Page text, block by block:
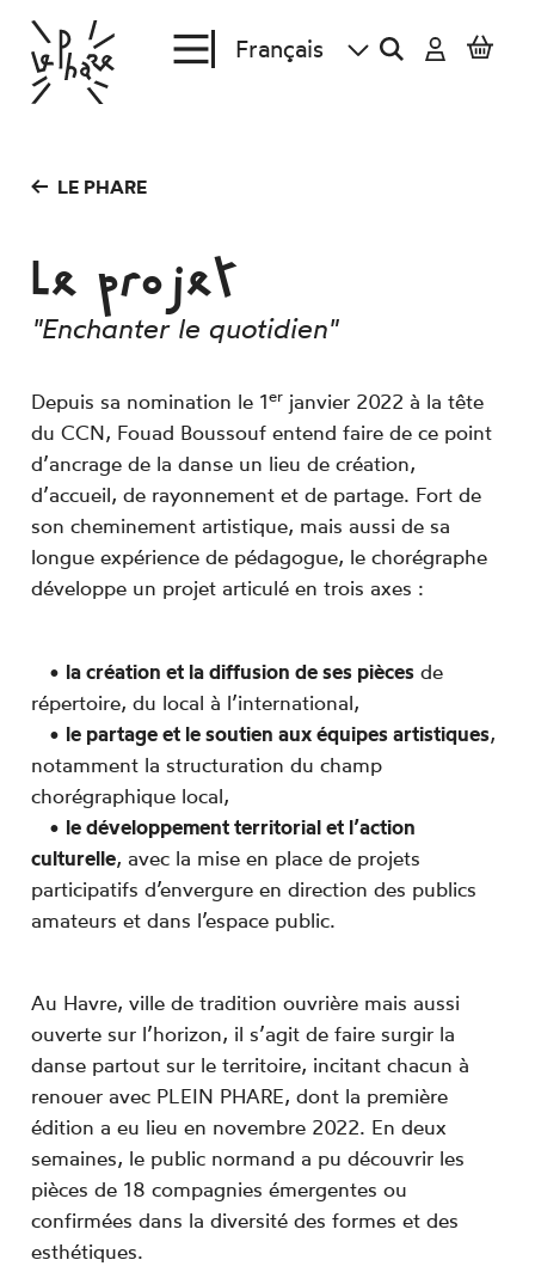
LE PHARE
Le projet
"Enchanter le quotidien"
Depuis sa nomination le 1er janvier 2022 à la tête
du CCN, Fouad Boussouf entend faire de ce point
d’ancrage de la danse un lieu de création,
d’accueil, de rayonnement et de partage. Fort de
son cheminement artistique, mais aussi de sa
longue expérience de pédagogue, le chorégraphe
développe un projet articulé en trois axes :
• la création et la diffusion de ses pièces de
répertoire, du local à l’international,
• le partage et le soutien aux équipes artistiques,
notamment la structuration du champ
chorégraphique local,
• le développement territorial et l’action
culturelle, avec la mise en place de projets
participatifs d’envergure en direction des publics
amateurs et dans l’espace public.
Au Havre, ville de tradition ouvrière mais aussi
ouverte sur l’horizon, il s’agit de faire surgir la
danse partout sur le territoire, incitant chacun à
renouer avec PLEIN PHARE, dont la première
édition a eu lieu en novembre 2022. En deux
semaines, le public normand a pu découvrir les
pièces de 18 compagnies émergentes ou
confirmées dans la diversité des formes et des
esthétiques.
En revue
Créations et tournées
En escale
Le Phare
Plein Phare
Comment venir ?
Inscription Newsletter
Espace technique